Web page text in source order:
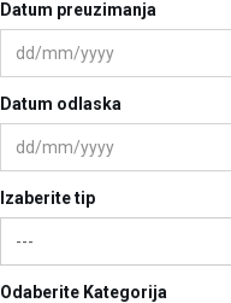
Datum preuzimanja
Datum odlaska
Izaberite tip
---
Odaberite Kategorija